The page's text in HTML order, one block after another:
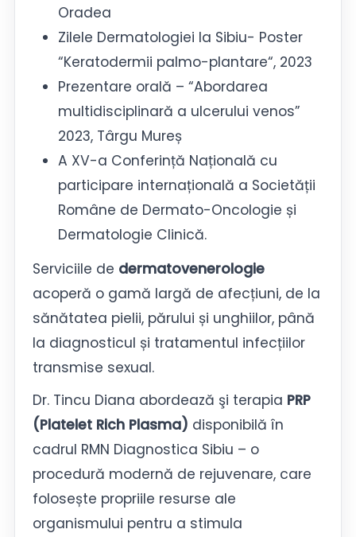
Oradea
Zilele Dermatologiei la Sibiu- Poster
“Keratodermii palmo-plantare“, 2023
Prezentare orală – “Abordarea
multidisciplinară a ulcerului venos”
2023, Târgu Mureș
A XV-a Conferință Națională cu
participare internațională a Societății
Române de Dermato-Oncologie și
Dermatologie Clinică.
Serviciile de dermatovenerologie
acoperă o gamă largă de afecțiuni, de la
sănătatea pielii, părului și unghiilor, până
la diagnosticul și tratamentul infecțiilor
transmise sexual.
Dr. Tincu Diana abordează şi terapia PRP
(Platelet Rich Plasma) disponibilă în
cadrul RMN Diagnostica Sibiu – o
procedură modernă de rejuvenare, care
folosește propriile resurse ale
organismului pentru a stimula